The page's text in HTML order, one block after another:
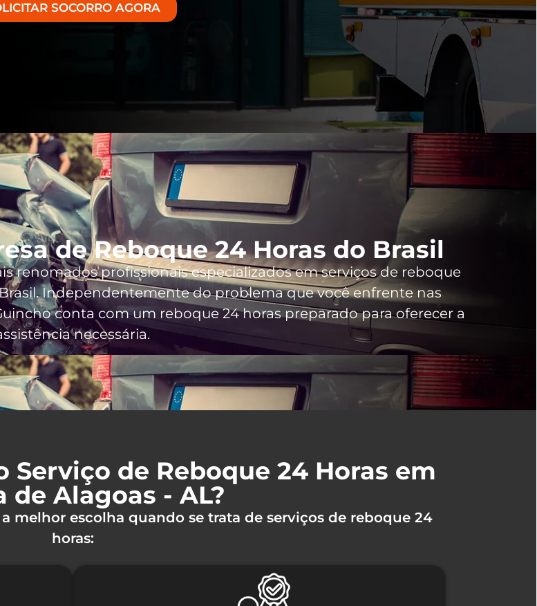
SOCORRO AGORA
de Reboque 24 Horas do Brasil
renomados profissionais especializados em serviços de reboque
. Independentemente do problema que você enfrente nas
conta com um reboque 24 horas preparado para oferecer a
necessária.
Serviço de Reboque 24 Horas em
de Alagoas - AL?
melhor escolha quando se trata de serviços de reboque 24
horas: